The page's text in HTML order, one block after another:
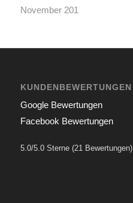
November 201
KUNDENBEWERTUNGEN
Google Bewertungen
Facebook Bewertungen
5.0/5.0 Sterne (21 Bewertungen)